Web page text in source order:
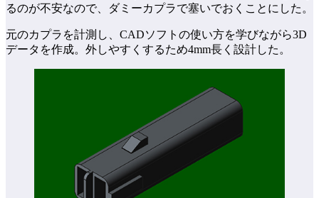
るのが不安なので、ダミーカプラで塞いでおくことにした。
元のカプラを計測し、CADソフトの使い方を学びながら3D
データを作成。外しやすくするため4mm長く設計した。